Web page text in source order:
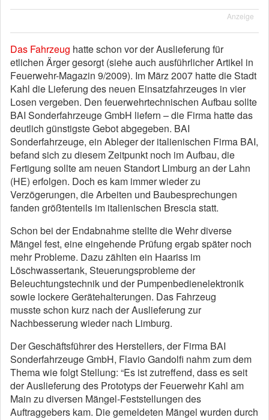
Anzeige
Das Fahrzeug hatte schon vor der Auslieferung für
etlichen Ärger gesorgt (siehe auch ausführlicher Artikel in
Feuerwehr-Magazin 9/2009). Im März 2007 hatte die Stadt
Kahl die Lieferung des neuen Einsatzfahrzeuges in vier
Losen vergeben. Den feuerwehrtechnischen Aufbau sollte
BAI Sonderfahrzeuge GmbH liefern – die Firma hatte das
deutlich günstigste Gebot abgegeben. BAI
Sonderfahrzeuge, ein Ableger der italienischen Firma BAI,
befand sich zu diesem Zeitpunkt noch im Aufbau, die
Fertigung sollte am neuen Standort Limburg an der Lahn
(HE) erfolgen. Doch es kam immer wieder zu
Verzögerungen, die Arbeiten und Baubesprechungen
fanden größtenteils im italienischen Brescia statt.
Schon bei der Endabnahme stellte die Wehr diverse
Mängel fest, eine eingehende Prüfung ergab später noch
mehr Probleme. Dazu zählten ein Haariss im
Löschwassertank, Steuerungsprobleme der
Beleuchtungstechnik und der Pumpenbedienelektronik
sowie lockere Gerätehalterungen. Das Fahrzeug
musste schon kurz nach der Auslieferung zur
Nachbesserung wieder nach Limburg.
Der Geschäftsführer des Herstellers, der Firma BAI
Sonderfahrzeuge GmbH, Flavio Gandolfi nahm zum dem
Thema wie folgt Stellung: “Es ist zutreffend, dass es seit
der Auslieferung des Prototyps der Feuerwehr Kahl am
Main zu diversen Mängel-Feststellungen des
Auftraggebers kam. Die gemeldeten Mängel wurden durch